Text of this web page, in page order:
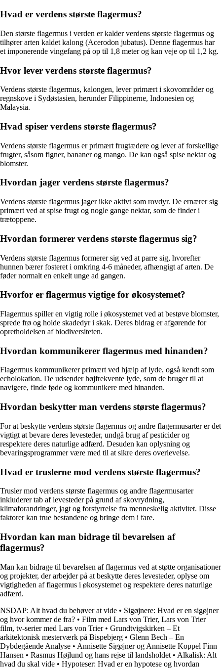
Hvad er verdens største flagermus?
Den største flagermus i verden er kalder verdens største flagermus og
tilhører arten kaldet kalong (Acerodon jubatus). Denne flagermus har
et imponerende vingefang på op til 1,8 meter og kan veje op til 1,2 kg.
Hvor lever verdens største flagermus?
Verdens største flagermus, kalongen, lever primært i skovområder og
regnskove i Sydøstasien, herunder Filippinerne, Indonesien og
Malaysia.
Hvad spiser verdens største flagermus?
Verdens største flagermus er primært frugtædere og lever af forskellige
frugter, såsom figner, bananer og mango. De kan også spise nektar og
blomster.
Hvordan jager verdens største flagermus?
Verdens største flagermus jager ikke aktivt som rovdyr. De ernærer sig
primært ved at spise frugt og nogle gange nektar, som de finder i
trætoppene.
Hvordan formerer verdens største flagermus sig?
Verdens største flagermus formerer sig ved at parre sig, hvorefter
hunnen bærer fosteret i omkring 4-6 måneder, afhængigt af arten. De
føder normalt en enkelt unge ad gangen.
Hvorfor er flagermus vigtige for økosystemet?
Flagermus spiller en vigtig rolle i økosystemet ved at bestøve blomster,
sprede frø og holde skadedyr i skak. Deres bidrag er afgørende for
opretholdelsen af biodiversiteten.
Hvordan kommunikerer flagermus med hinanden?
Flagermus kommunikerer primært ved hjælp af lyde, også kendt som
echolokation. De udsender højfrekvente lyde, som de bruger til at
navigere, finde føde og kommunikere med hinanden.
Hvordan beskytter man verdens største flagermus?
For at beskytte verdens største flagermus og andre flagermusarter er det
vigtigt at bevare deres levesteder, undgå brug af pesticider og
respektere deres naturlige adfærd. Desuden kan oplysning og
bevaringsprogrammer være med til at sikre deres overlevelse.
Hvad er truslerne mod verdens største flagermus?
Trusler mod verdens største flagermus og andre flagermusarter
inkluderer tab af levesteder på grund af skovrydning,
klimaforandringer, jagt og forstyrrelse fra menneskelig aktivitet. Disse
faktorer kan true bestandene og bringe dem i fare.
Hvordan kan man bidrage til bevarelsen af
flagermus?
Man kan bidrage til bevarelsen af flagermus ved at støtte organisationer
og projekter, der arbejder på at beskytte deres levesteder, oplyse om
vigtigheden af flagermus i økosystemet og respektere deres naturlige
adfærd.
NSDAP: Alt hvad du behøver at vide • Sigøjnere: Hvad er en sigøjner
og hvor kommer de fra? • Film med Lars von Trier, Lars von Trier
film, tv-serier med Lars von Trier• Grundtvigskirken – Et
arkitektonisk mesterværk på Bispebjerg • Glenn Bech – En
Dybdegående Analyse • Annisette Sigøjner og Annisette Koppel Finn
Hansen • Rasmus Højlund og hans rejse til landsholdet • Alkalisk: Alt
hvad du skal vide • Hypoteser: Hvad er en hypotese og hvordan